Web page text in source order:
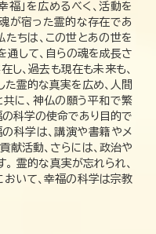
福」を広めるべく、活動を
が宿った霊的な存在であ
たちは、この世とあの世を
通して、自らの魂を成長さ
し、過去も現在も未来も、
た霊的な真実を広め、人間
に、神仏の願う平和で繁
の科学の使命であり目的で
科学は、講演や書籍やメ
献活動、さらには、政治や
霊的な真実が忘れられ、
いて、幸福の科学は宗教